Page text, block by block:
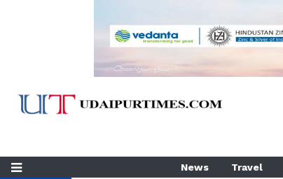
News Travel